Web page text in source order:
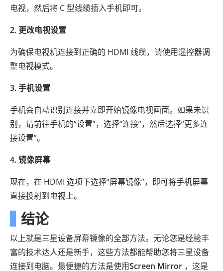
电视，然后将 C 型线缆插入手机即可。
2. 更改电视设置
为确保电视机连接到正确的 HDMI 线缆，请使用遥控器调
整电视模式。
3. 手机设置
手机会自动识别连接并立即开始镜像电视画面。如果未识
别，请前往手机的“设置”，选择“连接”，然后选择“更多连
接设置”。
4. 镜像屏幕
现在，在 HDMI 选项下选择“屏幕镜像”，即可将手机屏幕
直接投射到电视上。
结论
以上就是三星设备屏幕镜像的全部方法。无论您是经验丰
富的技术达人还是新手，这些方法都能帮助您将三星设备
连接到电脑。最便捷的方法是使用Screen Mirror ，这是